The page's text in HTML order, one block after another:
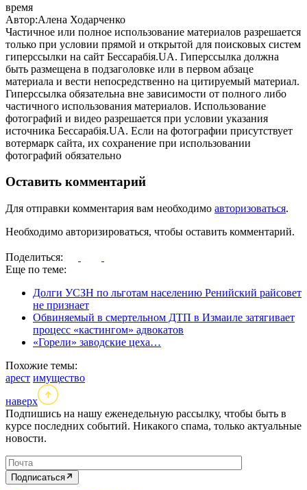
время
Автор:Алена Ходарченко
Частичное или полное использование материалов разрешается
только при условии прямой и открытой для поисковых систем
гиперссылки на сайт Бессарабія.UA. Гиперссылка должна
быть размещена в подзаголовке или в первом абзаце
материала и вести непосредственно на цитируемый материал.
Гиперссылка обязательна вне зависимости от полного либо
частичного использования материалов. Использование
фотографий и видео разрешается при условии указания
источника Бессарабія.UA. Если на фотографии присутствует
вотермарк сайта, их сохранение при использовании
фотографий обязательно
Оставить комментарий
Для отправки комментария вам необходимо авторизоваться.
Необходимо авторизироваться, чтобы оставить комментарий.
Поделиться:
Еще по теме:
Долги УСЗН по льготам населению Ренийский райсовет
не признает
Обвиняемый в смертельном ДТП в Измаиле затягивает
процесс «кастингом» адвокатов
«Горели» заводские цеха…
Похожие темы:
арест имущество
наверх
Подпишись на нашу еженедельную рассылку, чтобы быть в
курсе последних событий. Никакого спама, только актуальные
новости.
Подписаться